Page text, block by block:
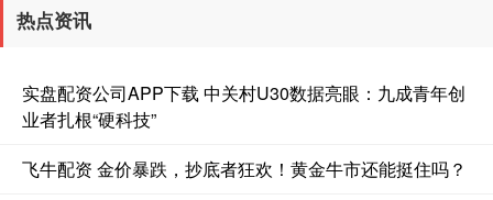
热点资讯
实盘配资公司APP下载 中关村U30数据亮眼：九成青年创
业者扎根“硬科技”
飞牛配资 金价暴跌，抄底者狂欢！黄金牛市还能挺住吗？